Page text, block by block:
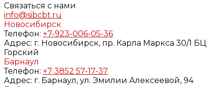
Связаться с нами
info@sibcbt.ru
Новосибирск
Телефон: +7-923-006-05-36
Адрес: г. Новосибирск, пр. Карла Маркса 30/1 БЦ
Горский
Барнаул
Телефон: +7 3852 57-17-37
Адрес: г. Барнаул, ул. Эмилии Алексеевой, 94